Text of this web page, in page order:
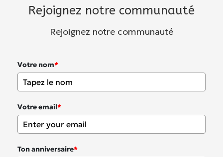
Rejoignez notre communauté
Rejoignez notre communauté
Votre nom*
Votre email*
Ton anniversaire*